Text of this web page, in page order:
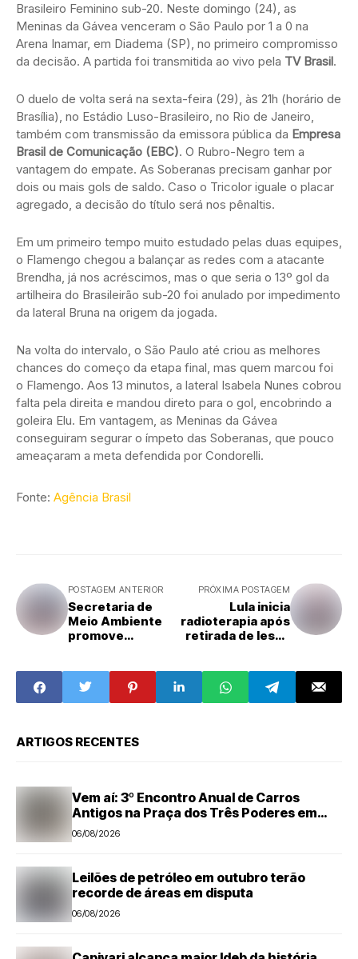
Brasileiro Feminino sub-20. Neste domingo (24), as
Meninas da Gávea venceram o São Paulo por 1 a 0 na
Arena Inamar, em Diadema (SP), no primeiro compromisso
da decisão. A partida foi transmitida ao vivo pela TV Brasil.
O duelo de volta será na sexta-feira (29), às 21h (horário de
Brasília), no Estádio Luso-Brasileiro, no Rio de Janeiro,
também com transmissão da emissora pública da Empresa
Brasil de Comunicação (EBC). O Rubro-Negro tem a
vantagem do empate. As Soberanas precisam ganhar por
dois ou mais gols de saldo. Caso o Tricolor iguale o placar
agregado, a decisão do título será nos pênaltis.
Em um primeiro tempo muito estudado pelas duas equipes,
o Flamengo chegou a balançar as redes com a atacante
Brendha, já nos acréscimos, mas o que seria o 13º gol da
artilheira do Brasileirão sub-20 foi anulado por impedimento
da lateral Bruna na origem da jogada.
Na volta do intervalo, o São Paulo até criou as melhores
chances do começo da etapa final, mas quem marcou foi
o Flamengo. Aos 13 minutos, a lateral Isabela Nunes cobrou
falta pela direita e mandou direto para o gol, encobrindo a
goleira Elu. Em vantagem, as Meninas da Gávea
conseguiram segurar o ímpeto das Soberanas, que pouco
ameaçaram a meta defendida por Condorelli.
Fonte: Agência Brasil
POSTAGEM ANTERIOR
Secretaria de
Meio Ambiente
promove
ambiental para
colaboradores da
Drylock
PRÓXIMA POSTAGEM
Lula inicia
radioterapia após
retirada de lesão
ARTIGOS RECENTES
Vem aí: 3º Encontro Anual de Carros
Antigos na Praça dos Três Poderes em
Nova Odessa
06/08/2026
Leilões de petróleo em outubro terão
recorde de áreas em disputa
06/08/2026